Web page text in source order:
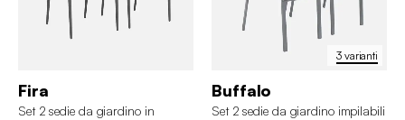
Fira
Set 2 sedie da giardino in
3 varianti
Buffalo
Set 2 sedie da giardino impilabili